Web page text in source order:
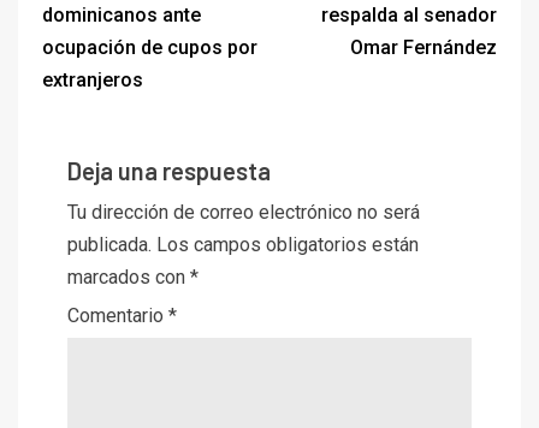
dominicanos ante
ocupación de cupos por
extranjeros
respalda al senador
Omar Fernández
Deja una respuesta
Tu dirección de correo electrónico no será
publicada. Los campos obligatorios están
marcados con *
Comentario *